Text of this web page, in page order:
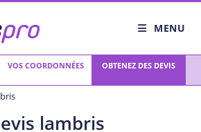
MENU
VOS COORDONNÉES OBTENEZ DES DEVIS
lambris